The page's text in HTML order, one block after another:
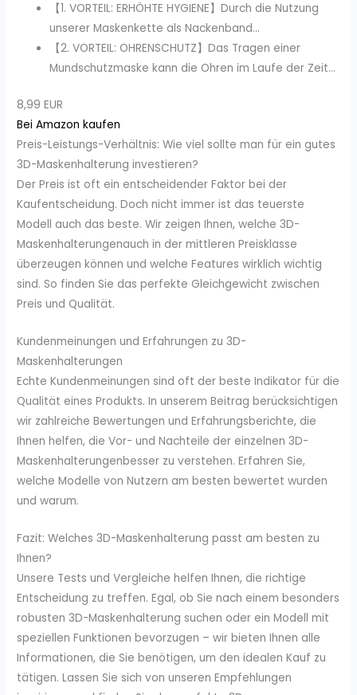
【1. VORTEIL: ERHÖHTE HYGIENE】Durch die Nutzung
unserer Maskenkette als Nackenband...
【2. VORTEIL: OHRENSCHUTZ】Das Tragen einer
Mundschutzmaske kann die Ohren im Laufe der Zeit...
8,99 EUR
Bei Amazon kaufen
Preis-Leistungs-Verhältnis: Wie viel sollte man für ein gutes
3D-Maskenhalterung investieren?
Der Preis ist oft ein entscheidender Faktor bei der
Kaufentscheidung. Doch nicht immer ist das teuerste
Modell auch das beste. Wir zeigen Ihnen, welche 3D-
Maskenhalterungenauch in der mittleren Preisklasse
überzeugen können und welche Features wirklich wichtig
sind. So finden Sie das perfekte Gleichgewicht zwischen
Preis und Qualität.
Kundenmeinungen und Erfahrungen zu 3D-
Maskenhalterungen
Echte Kundenmeinungen sind oft der beste Indikator für die
Qualität eines Produkts. In unserem Beitrag berücksichtigen
wir zahlreiche Bewertungen und Erfahrungsberichte, die
Ihnen helfen, die Vor- und Nachteile der einzelnen 3D-
Maskenhalterungenbesser zu verstehen. Erfahren Sie,
welche Modelle von Nutzern am besten bewertet wurden
und warum.
Fazit: Welches 3D-Maskenhalterung passt am besten zu
Ihnen?
Unsere Tests und Vergleiche helfen Ihnen, die richtige
Entscheidung zu treffen. Egal, ob Sie nach einem besonders
robusten 3D-Maskenhalterung suchen oder ein Modell mit
speziellen Funktionen bevorzugen – wir bieten Ihnen alle
Informationen, die Sie benötigen, um den idealen Kauf zu
tätigen. Lassen Sie sich von unseren Empfehlungen